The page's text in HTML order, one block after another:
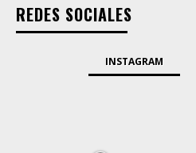
REDES SOCIALES
INSTAGRAM